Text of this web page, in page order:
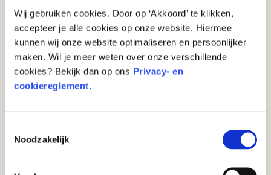
Wij gebruiken cookies. Door op ‘Akkoord’ te klikken,
accepteer je alle cookies op onze website. Hiermee
kunnen wij onze website optimaliseren en persoonlijker
maken. Wil je meer weten over onze verschillende
cookies? Bekijk dan op ons Privacy- en
cookiereglement.
Noodzakelijk
Vroeger kochten mensen aandelen op speciale
plaatsen die ‘beurzen’ worden genoemd.
Tegenwoordig gaat dat heel anders, want nu kun je
gewoon via internet aandelen kopen, net zoals je
online games of speelgoed kunt kopen.
Bedrijf